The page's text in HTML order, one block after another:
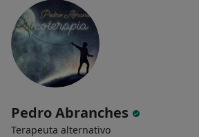
Pedro Abranches
Terapeuta alternativo